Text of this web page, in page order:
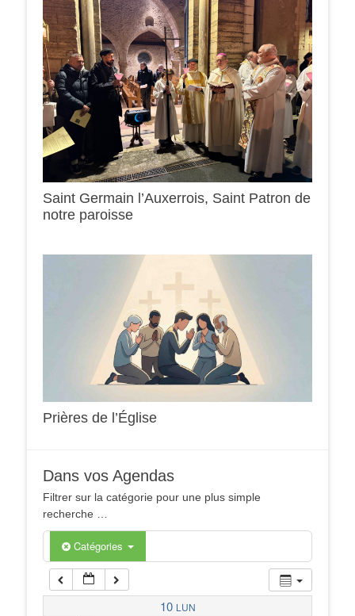
Saint Germain l’Auxerrois, Saint Patron de
notre paroisse
Prières de l’Église
Dans vos Agendas
Filtrer sur la catégorie pour une plus simple
recherche …
Catégories
10 LUN
0h00
5h00
6h00
7h00